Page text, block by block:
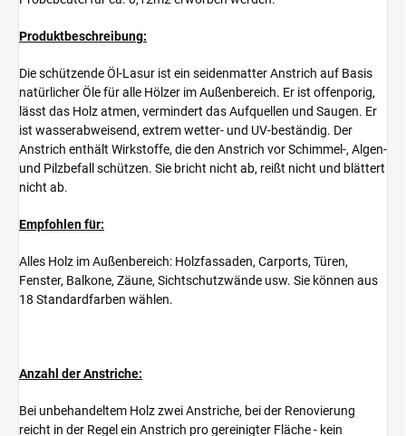
Produktbeschreibung:
Die schützende Öl-Lasur ist ein seidenmatter Anstrich auf Basis
natürlicher Öle für alle Hölzer im Außenbereich. Er ist offenporig,
lässt das Holz atmen, vermindert das Aufquellen und Saugen. Er
ist wasserabweisend, extrem wetter- und UV-beständig. Der
Anstrich enthält Wirkstoffe, die den Anstrich vor Schimmel-, Algen-
und Pilzbefall schützen. Sie bricht nicht ab, reißt nicht und blättert
nicht ab.
Empfohlen für:
Alles Holz im Außenbereich: Holzfassaden, Carports, Türen,
Fenster, Balkone, Zäune, Sichtschutzwände usw. Sie können aus
18 Standardfarben wählen.
Anzahl der Anstriche:
Bei unbehandeltem Holz zwei Anstriche, bei der Renovierung
reicht in der Regel ein Anstrich pro gereinigter Fläche - kein